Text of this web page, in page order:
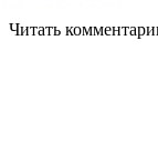
Читать